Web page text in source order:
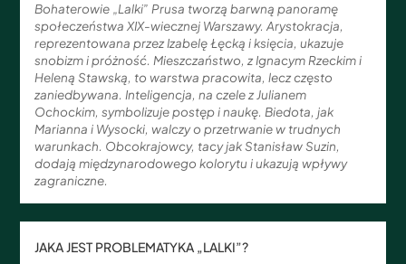
Bohaterowie „Lalki” Prusa tworzą barwną panoramę
społeczeństwa XIX-wiecznej Warszawy. Arystokracja,
reprezentowana przez Izabelę Łęcką i księcia, ukazuje
snobizm i próżność. Mieszczaństwo, z Ignacym Rzeckim i
Heleną Stawską, to warstwa pracowita, lecz często
zaniedbywana. Inteligencja, na czele z Julianem
Ochockim, symbolizuje postęp i naukę. Biedota, jak
Marianna i Wysocki, walczy o przetrwanie w trudnych
warunkach. Obcokrajowcy, tacy jak Stanisław Suzin,
dodają międzynarodowego kolorytu i ukazują wpływy
zagraniczne.
JAKA JEST PROBLEMATYKA „LALKI”?